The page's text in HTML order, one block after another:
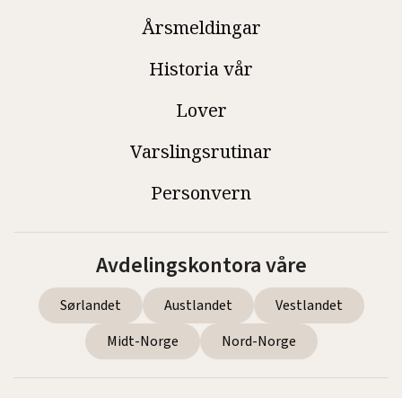
Årsmeldingar
Historia vår
Lover
Varslingsrutinar
Personvern
Avdelingskontora våre
Sørlandet Austlandet
Vestlandet
Midt-Norge
Nord-Norge